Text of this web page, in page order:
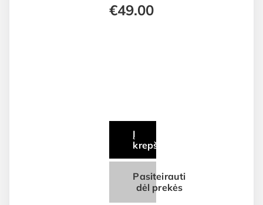
€49.00
Į
krepšelį
Pasiteirauti
dėl prekės